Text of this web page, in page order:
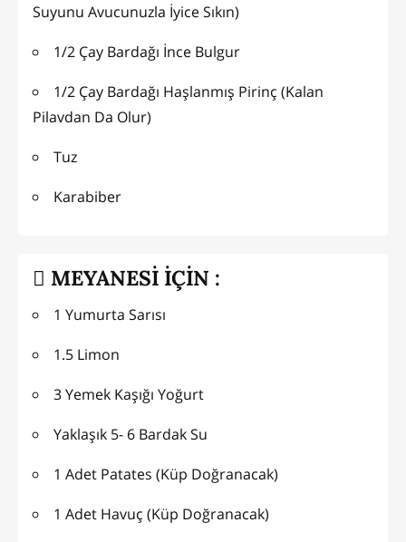
Suyunu Avucunuzla İyice Sıkın)
1/2 Çay Bardağı İnce Bulgur
1/2 Çay Bardağı Haşlanmış Pirinç (Kalan
Pilavdan Da Olur)
Tuz
Karabiber
MEYANESİ İÇİN :
1 Yumurta Sarısı
1.5 Limon
3 Yemek Kaşığı Yoğurt
Yaklaşık 5- 6 Bardak Su
1 Adet Patates (Küp Doğranacak)
1 Adet Havuç (Küp Doğranacak)